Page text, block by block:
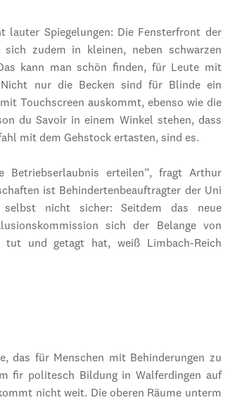
Spiegelungen: Die Fensterfront der
zudem in kleinen, neben schwarzen
kann man schön finden, für Leute mit
Nicht nur die Becken sind für Blinde ein
Touchscreen auskommt, ebenso wie die
du Savoir in einem Winkel stehen, dass
mit dem Gehstock ertasten, sind es.
Betriebserlaubnis erteilen“, fragt Arthur
ist Behindertenbeauftragter der Uni
nicht sicher: Seitdem das neue
sich der Belange von
tut und getagt hat, weiß Limbach-Reich
das für Menschen mit Behinderungen zu
fir politesch Bildung in Walferdingen auf
nicht weit. Die oberen Räume unterm